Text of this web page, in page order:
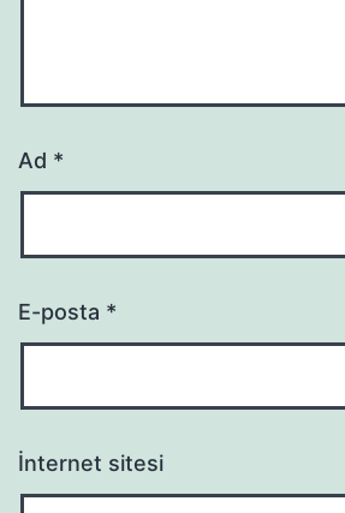
Ad *
E-posta *
İnternet sitesi